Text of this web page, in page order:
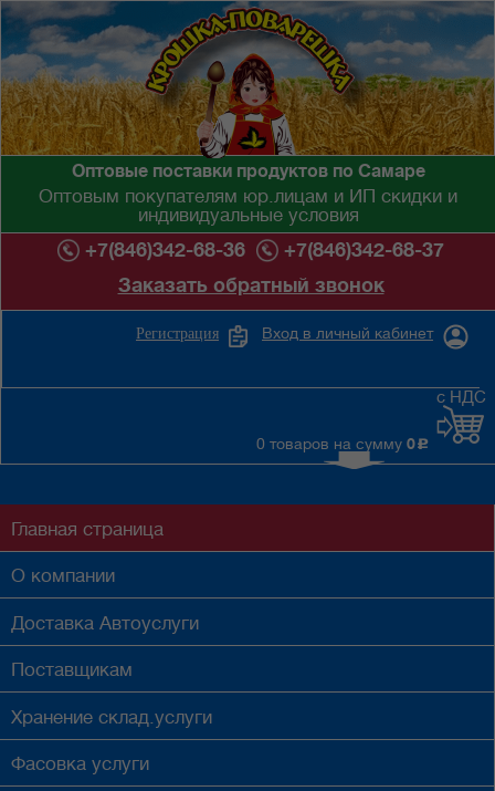
Оптовые поставки продуктов по Самаре
Оптовым покупателям юр.лицам и ИП скидки и
индивидуальные условия
+7(846)342-68-36
+7(846)342-68-37
Заказать обратный звонок
Вход в личный кабинет
Регистрация
0 товаров на сумму 0 c
с НДС
Главная страница
О компании
Доставка Автоуслуги
Поставщикам
Хранение склад.услуги
Фасовка услуги